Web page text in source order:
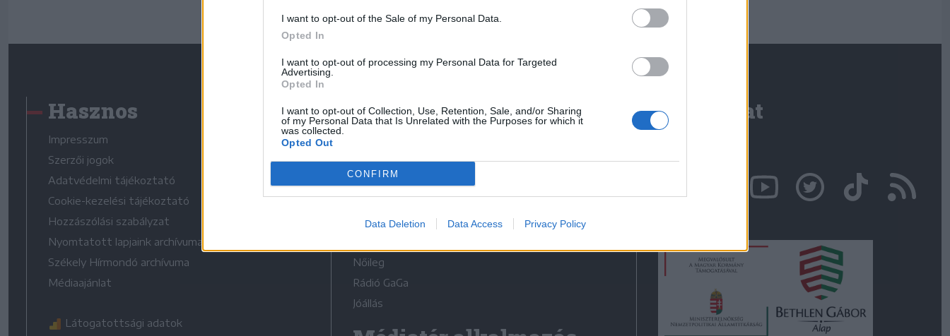
I want to opt-out of the Sale of my Personal Data.
Opted In
I want to opt-out of processing my Personal Data for Targeted
Advertising.
Opted In
I want to opt-out of Collection, Use, Retention, Sale, and/or Sharing
of my Personal Data that Is Unrelated with the Purposes for which it
was collected.
Opted Out
CONFIRM
Data Deletion Data Access Privacy Policy
Hasznos
Impresszum
Szerzői jogok
Adatvédelmi tájékoztató
Cookie-kezelési tájékoztató
Hozzászólási szabályzat
Nyomtatott lapjaink archívuma
Székely Hírmondó archívuma
Médiaajánlat
Látogatottsági adatok
Médiatér
Liget
Krónika
Bihari Napló
Erdélyi Napló
Nőileg
Rádió GaGa
Jóállás
Kapcsolat